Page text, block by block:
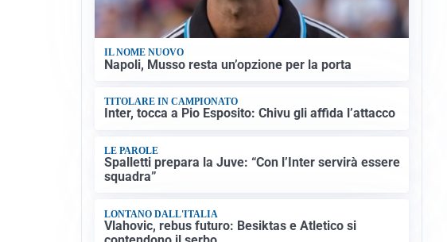
IL NOME NUOVO
Napoli, Musso resta un’opzione per la porta
TITOLARE IN CAMPIONATO
Inter, tocca a Pio Esposito: Chivu gli affida l’attacco
LE PAROLE
Spalletti prepara la Juve: “Con l’Inter servirà essere
squadra”
LONTANO DALL'ITALIA
Vlahovic, rebus futuro: Besiktas e Atletico si